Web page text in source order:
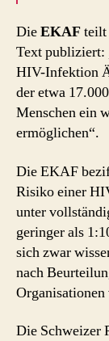
DieEKAFteilt
Text
HIV-Infektion
der etwa
Menschen ein
ermöglichen“.
DieEKAF
Risiko einer
unter
geringer als
sich zwar
nach
Die Schweizer